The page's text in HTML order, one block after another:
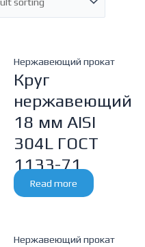
Нержавеющий прокат
Круг
нержавеющий
18 мм AISI
304L ГОСТ
1133-71
Read more
Нержавеющий прокат